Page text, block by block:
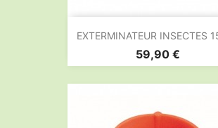
EXTERMINATEUR INSECTES
Prix
59,90 €